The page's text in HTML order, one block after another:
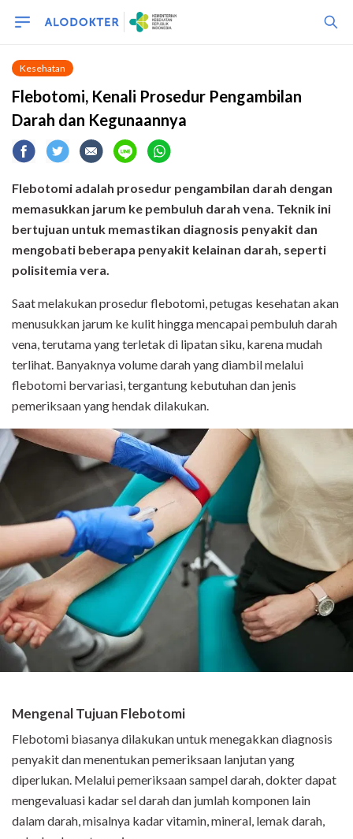
Kesehatan
Flebotomi, Kenali Prosedur Pengambilan
Darah dan Kegunaannya
Flebotomi adalah prosedur pengambilan darah dengan
memasukkan jarum ke pembuluh darah vena. Teknik ini
bertujuan untuk memastikan diagnosis penyakit dan
mengobati beberapa penyakit kelainan darah, seperti
polisitemia vera.
Saat melakukan prosedur flebotomi, petugas kesehatan akan
menusukkan jarum ke kulit hingga mencapai pembuluh darah
vena, terutama yang terletak di lipatan siku, karena mudah
terlihat. Banyaknya volume darah yang diambil melalui
flebotomi bervariasi, tergantung kebutuhan dan jenis
pemeriksaan yang hendak dilakukan.
Mengenal Tujuan Flebotomi
Flebotomi biasanya dilakukan untuk menegakkan diagnosis
penyakit dan menentukan pemeriksaan lanjutan yang
diperlukan. Melalui pemeriksaan sampel darah, dokter dapat
mengevaluasi kadar sel darah dan jumlah komponen lain
dalam darah, misalnya kadar vitamin, mineral, lemak darah,